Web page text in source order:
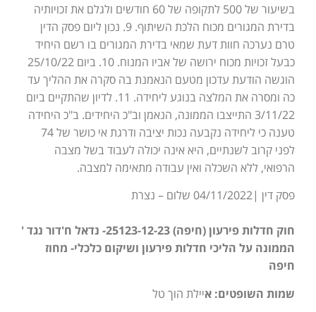
בשיעור של 500 לתקופה של 60 חודשים ולגלם את זכויותיה
בדירת המגורים מכוח הלכת השיתוף. 9. נכון ליום פסק הדין
טרם נערכה חוות דעת שמאי בדירת המגורים בו רשם היחיד
כבעל זכויות מכוח ירושה של אביו המנוח. 10. ביום 25/10/22
הוגשה הודעת עדכון מטעם הנאמנת בה סקרה את ההליך עד
כה ומסרה את המלצה בנוגע ליחידה. 11. לדיון שהתקיים ביום
3/11/22 התייצבו הממונה, הנאמן וב"כ היחידים. ב"כ היחידה
טענה כי ליחידה נקבעה נכות יציבה ודרגת אי כושר של 74
לפני קרוב לשנתיים, היא אינה יכולה לעבוד בשל מצבה
הרפואי, ללא השכלה ואין עבודה מתאימה למצבה.
פסק דין |04/11/2022 שלום – נצרת
חוק חדלות פירעון (חיפה) 25123-12-23- נדאל ח'דור נגד '
הממונה על הליכי חדלות פירעון ושיקום כלכלי- מחוז
חיפה
שמות השופטים: איילת הוך טל